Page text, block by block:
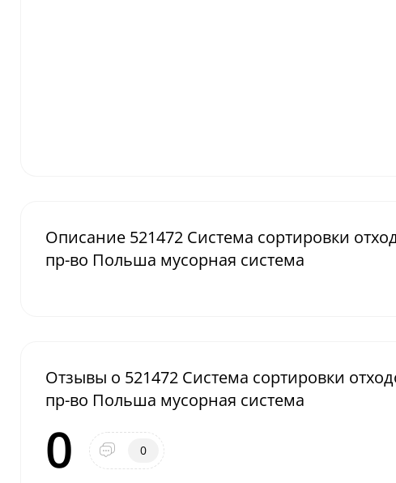
Описание 521472 Система сортировки
пр-во Польша мусорная система
Отзывы о 521472 Система сортировки
пр-во Польша мусорная система
0 0